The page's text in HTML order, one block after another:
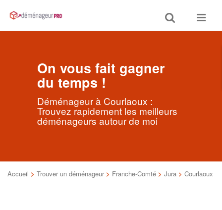
Toggle
search
Toggle
On vous fait gagner
du temps !
Déménageur à Courlaoux :
Trouvez rapidement les meilleurs
déménageurs autour de moi
Accueil > Trouver un déménageur > Franche-Comté > Jura > Courlaoux